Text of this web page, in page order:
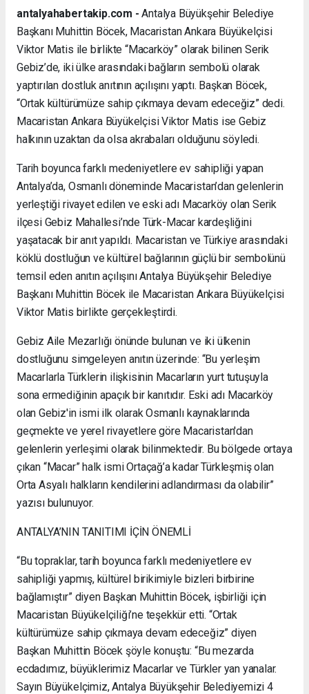
antalyahabertakip.com - Antalya Büyükşehir Belediye
Başkanı Muhittin Böcek, Macaristan Ankara Büyükelçisi
Viktor Matis ile birlikte “Macarköy” olarak bilinen Serik
Gebiz’de, iki ülke arasındaki bağların sembolü olarak
yaptırılan dostluk anıtının açılışını yaptı. Başkan Böcek,
“Ortak kültürümüze sahip çıkmaya devam edeceğiz” dedi.
Macaristan Ankara Büyükelçisi Viktor Matis ise Gebiz
halkının uzaktan da olsa akrabaları olduğunu söyledi.
Tarih boyunca farklı medeniyetlere ev sahipliği yapan
Antalya’da, Osmanlı döneminde Macaristan’dan gelenlerin
yerleştiği rivayet edilen ve eski adı Macarköy olan Serik
ilçesi Gebiz Mahallesi’nde Türk-Macar kardeşliğini
yaşatacak bir anıt yapıldı. Macaristan ve Türkiye arasındaki
köklü dostluğun ve kültürel bağlarının güçlü bir sembolünü
temsil eden anıtın açılışını Antalya Büyükşehir Belediye
Başkanı Muhittin Böcek ile Macaristan Ankara Büyükelçisi
Viktor Matis birlikte gerçekleştirdi.
Gebiz Aile Mezarlığı önünde bulunan ve iki ülkenin
dostluğunu simgeleyen anıtın üzerinde: “Bu yerleşim
Macarlarla Türklerin ilişkisinin Macarların yurt tutuşuyla
sona ermediğinin apaçık bir kanıtıdır. Eski adı Macarköy
olan Gebiz'in ismi ilk olarak Osmanlı kaynaklarında
geçmekte ve yerel rivayetlere göre Macaristan'dan
gelenlerin yerleşimi olarak bilinmektedir. Bu bölgede ortaya
çıkan “Macar” halk ismi Ortaçağ’a kadar Türkleşmiş olan
Orta Asyalı halkların kendilerini adlandırması da olabilir”
yazısı bulunuyor.
ANTALYA’NIN TANITIMI İÇİN ÖNEMLİ
“Bu topraklar, tarih boyunca farklı medeniyetlere ev
sahipliği yapmış, kültürel birikimiyle bizleri birbirine
bağlamıştır” diyen Başkan Muhittin Böcek, işbirliği için
Macaristan Büyükelçiliği’ne teşekkür etti. “Ortak
kültürümüze sahip çıkmaya devam edeceğiz” diyen
Başkan Muhittin Böcek şöyle konuştu: “Bu mezarda
ecdadımız, büyüklerimiz Macarlar ve Türkler yan yanalar.
Sayın Büyükelçimiz, Antalya Büyükşehir Belediyemizi 4